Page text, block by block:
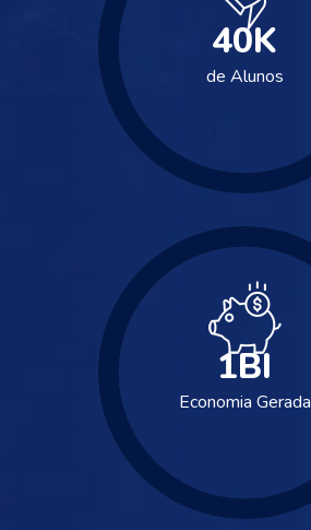
de Alunos
40K
Economia Gerada
1BI